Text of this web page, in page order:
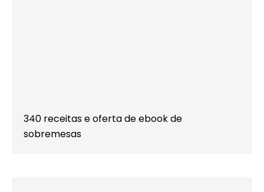
340 receitas e oferta de ebook de
sobremesas